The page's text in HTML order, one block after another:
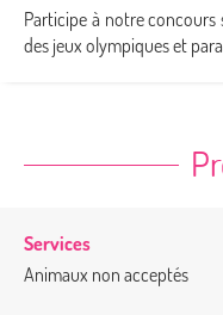
Participe à notre
des jeux olympiques et
Services
Animaux non acceptés